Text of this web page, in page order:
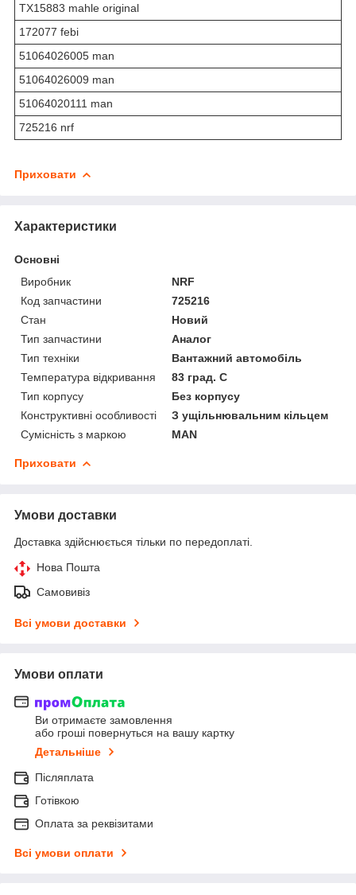
TX15883 mahle original
172077 febi
51064026005 man
51064026009 man
51064020111 man
725216 nrf
Приховати
Характеристики
Основні
Виробник
NRF
Код запчастини
725216
Стан
Новий
Тип запчастини
Аналог
Тип техніки
Вантажний автомобіль
Температура відкривання
83 град. C
Тип корпусу
Без корпусу
Конструктивні особливості
З ущільнювальним кільцем
Сумісність з маркою
MAN
Приховати
Умови доставки
Доставка здійснюється тільки по передоплаті.
Нова Пошта
Самовивіз
Всі умови доставки
Умови оплати
Ви отримаєте замовлення
або гроші повернуться на вашу картку
Детальніше
Післяплата
Готівкою
Оплата за реквізитами
Всі умови оплати